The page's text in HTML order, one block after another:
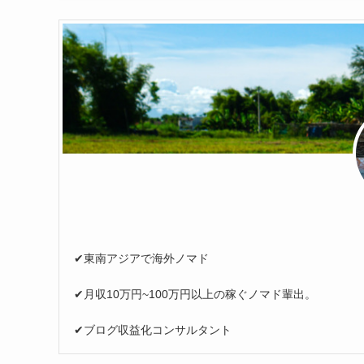
✔︎東南アジアで海外ノマド
✔︎月収10万円~100万円以上の稼ぐノマド輩出。
✔︎ブログ収益化コンサルタント